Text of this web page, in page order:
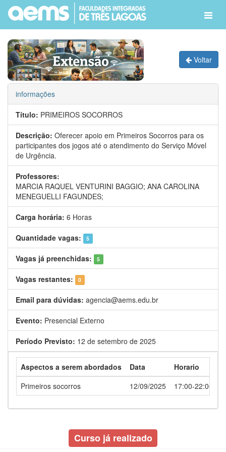
Voltar
informações
Título: PRIMEIROS SOCORROS
Descrição: Oferecer apoio em Primeiros Socorros para os
participantes dos jogos até o atendimento do Serviço Móvel
de Urgência.
Professores:
MARCIA RAQUEL VENTURINI BAGGIO; ANA CAROLINA
MENEGUELLI FAGUNDES;
Carga horária: 6 Horas
Quantidade vagas: 5
Vagas já preenchidas: 5
Vagas restantes: 0
Email para dúvidas: agencia@aems.edu.br
Evento: Presencial Externo
Período Previsto: 12 de setembro de 2025
Aspectos a serem abordados Data Horario
Primeiros socorros
12/09/2025 17:00-22:00
Curso já realizado